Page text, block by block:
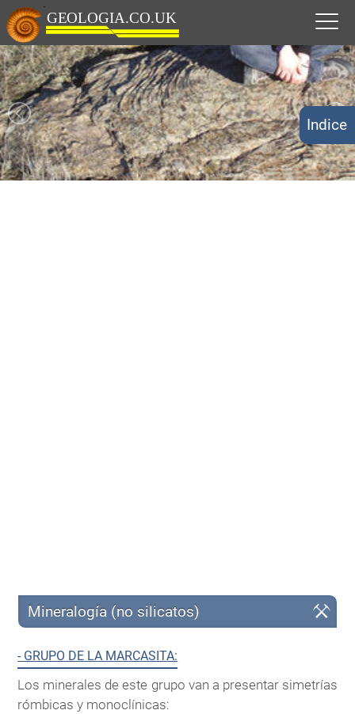
Mineralogía (no silicatos)
- GRUPO DE LA MARCASITA:
Los minerales de este grupo van a presentar simetrías
rómbicas y monoclínicas:
Indice